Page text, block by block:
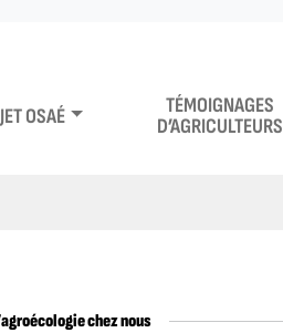
OSAÉ
TÉMOIGNAGES
D’AGRICULTEURS
chez nous